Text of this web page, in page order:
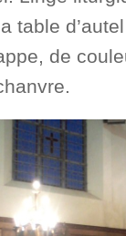
table
de